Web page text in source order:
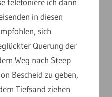
telefoniere ich dann
in diesen
sich
Querung der
Weg nach Steep
Bescheid zu geben,
Tiefsand ziehen